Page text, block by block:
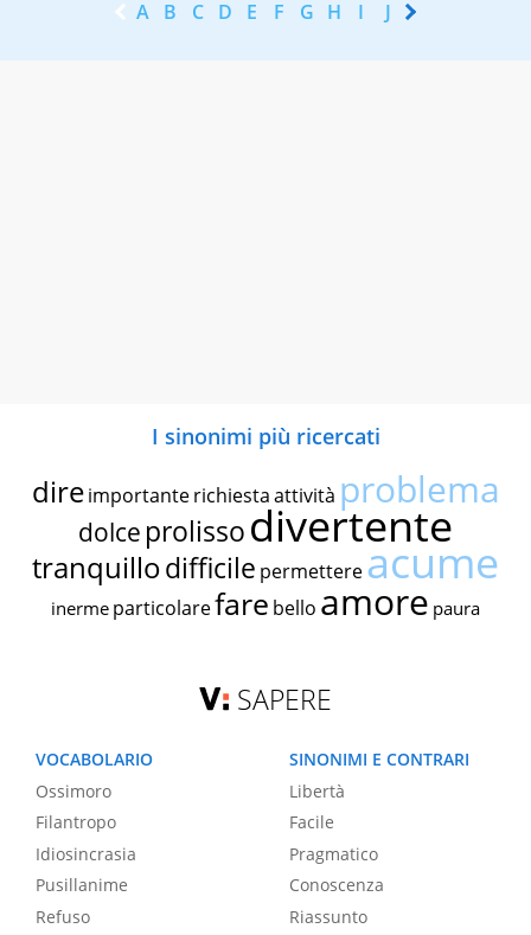
A B C D E F G H I J K
I sinonimi più ricercati
dire importante richiestaattività problema
dolce prolissodivertente
tranquillodifficile permettereacume
inerme particolarefare bello amore paura
SAPERE
VOCABOLARIO
Ossimoro
Filantropo
Idiosincrasia
Pusillanime
Refuso
SINONIMI E CONTRARI
Libertà
Facile
Pragmatico
Conoscenza
Riassunto